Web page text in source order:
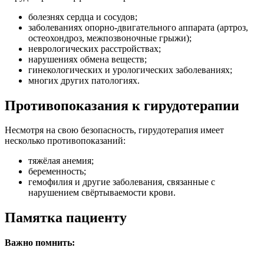
болезнях сердца и сосудов;
заболеваниях опорно-двигательного аппарата (артроз,
остеохондроз, межпозвоночные грыжи);
неврологических расстройствах;
нарушениях обмена веществ;
гинекологических и урологических заболеваниях;
многих других патологиях.
Противопоказания к гирудотерапии
Несмотря на свою безопасность, гирудотерапия имеет
несколько противопоказаний:
тяжёлая анемия;
беременность;
гемофилия и другие заболевания, связанные с
нарушением свёртываемости крови.
Памятка пациенту
Важно помнить: